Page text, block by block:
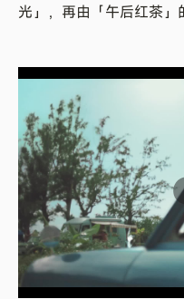
光」，再由「午后红茶」